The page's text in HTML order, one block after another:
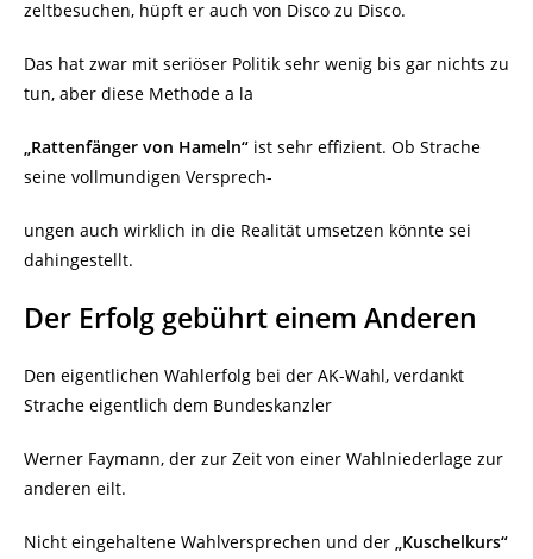
zeltbesuchen, hüpft er auch von Disco zu Disco.
Das hat zwar mit seriöser Politik sehr wenig bis gar nichts zu
tun, aber diese Methode a la
„Rattenfänger von Hameln“ ist sehr effizient. Ob Strache
seine vollmundigen Versprech-
ungen auch wirklich in die Realität umsetzen könnte sei
dahingestellt.
Der Erfolg gebührt einem Anderen
Den eigentlichen Wahlerfolg bei der AK-Wahl, verdankt
Strache eigentlich dem Bundeskanzler
Werner Faymann, der zur Zeit von einer Wahlniederlage zur
anderen eilt.
Nicht eingehaltene Wahlversprechen und der „Kuschelkurs“